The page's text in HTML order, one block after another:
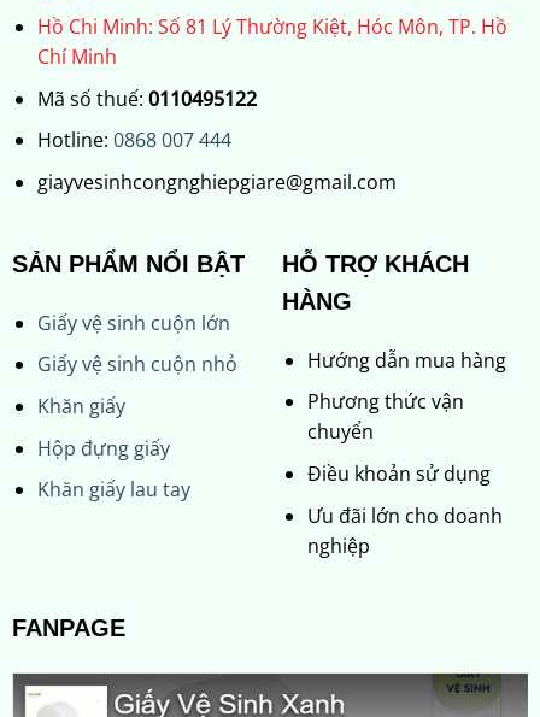
Hồ Chi Minh: Số 81 Lý Thường Kiệt, Hóc Môn, TP. Hồ
Chí Minh
Mã số thuế: 0110495122
Hotline: 0868 007 444
giayvesinhcongnghiepgiare@gmail.com
SẢN PHẨM NỔI BẬT
Giấy vệ sinh cuộn lớn
Giấy vệ sinh cuộn nhỏ
Khăn giấy
Hộp đựng giấy
Khăn giấy lau tay
HỖ TRỢ KHÁCH
HÀNG
Hướng dẫn mua hàng
Phương thức vận
chuyển
Điều khoản sử dụng
Ưu đãi lớn cho doanh
nghiệp
FANPAGE